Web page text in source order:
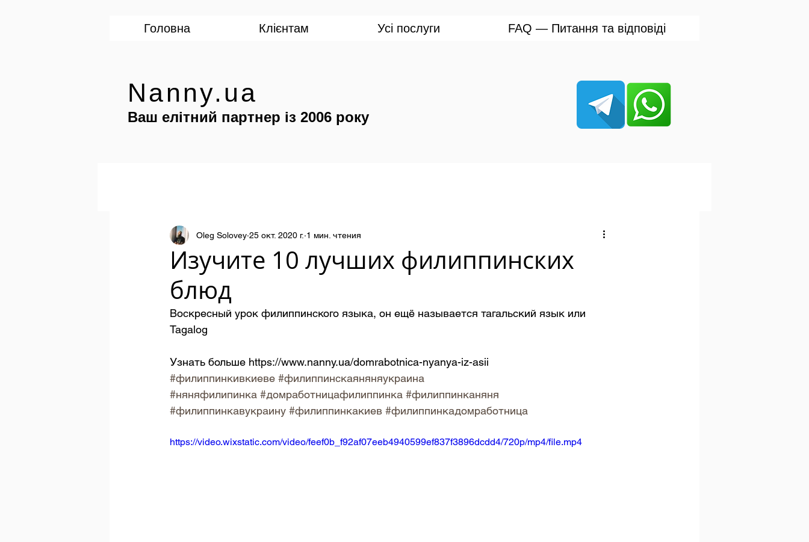
Головна Клієнтам Усі послуги FAQ — Питання та відповіді
Изучите 10 лучших филиппинских
блюд
Oleg Solovey 25 окт. 2020 г. 1 мин. чтения
Воскресный урок филиппинского языка, он ещё называется тагальский язык или
Tagalog
Узнать больше https://www.nanny.ua/domrabotnica-nyanya-iz-asii
#филиппинкивкиеве #филиппинскаяняняукраина
#няняфилипинка #домработницафилиппинка #филиппинканяня
#филиппинкавукраину #филиппинкакиев #филиппинкадомработница
https://video.wixstatic.com/video/feef0b_f92af07eeb4940599ef837f3896dcdd4/720p/mp4/file.mp4
Nanny.ua
Ваш елітний партнер із 2006 року